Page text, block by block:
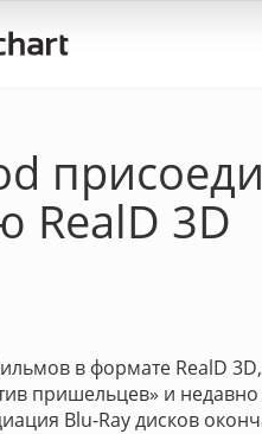
RealD 3D
в формате RealD
пришельцев» и
Blu-Ray дисков